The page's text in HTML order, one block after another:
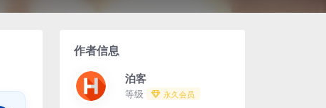
作者信息
泊客
等级 永久会员